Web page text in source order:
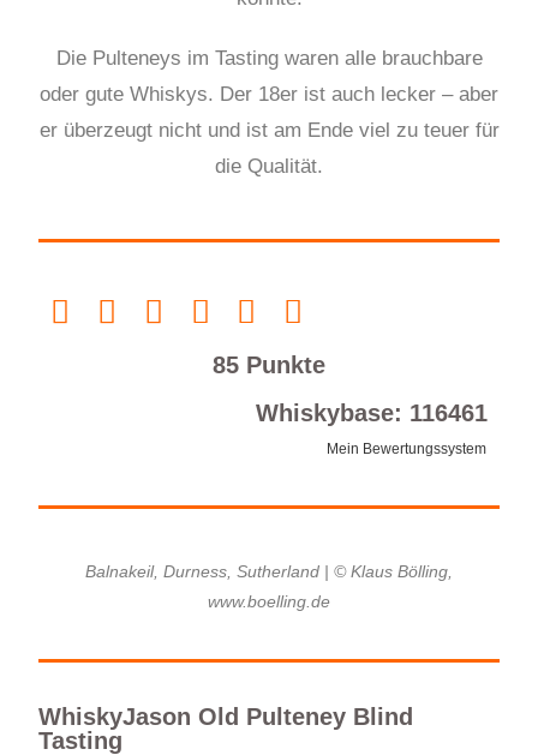
Die Pulteneys im Tasting waren alle brauchbare
oder gute Whiskys. Der 18er ist auch lecker – aber
er überzeugt nicht und ist am Ende viel zu teuer für
die Qualität.
85 Punkte
Whiskybase: 116461
Mein Bewertungssystem
Balnakeil, Durness, Sutherland | © Klaus Bölling,
www.boelling.de
WhiskyJason Old Pulteney Blind
Tasting